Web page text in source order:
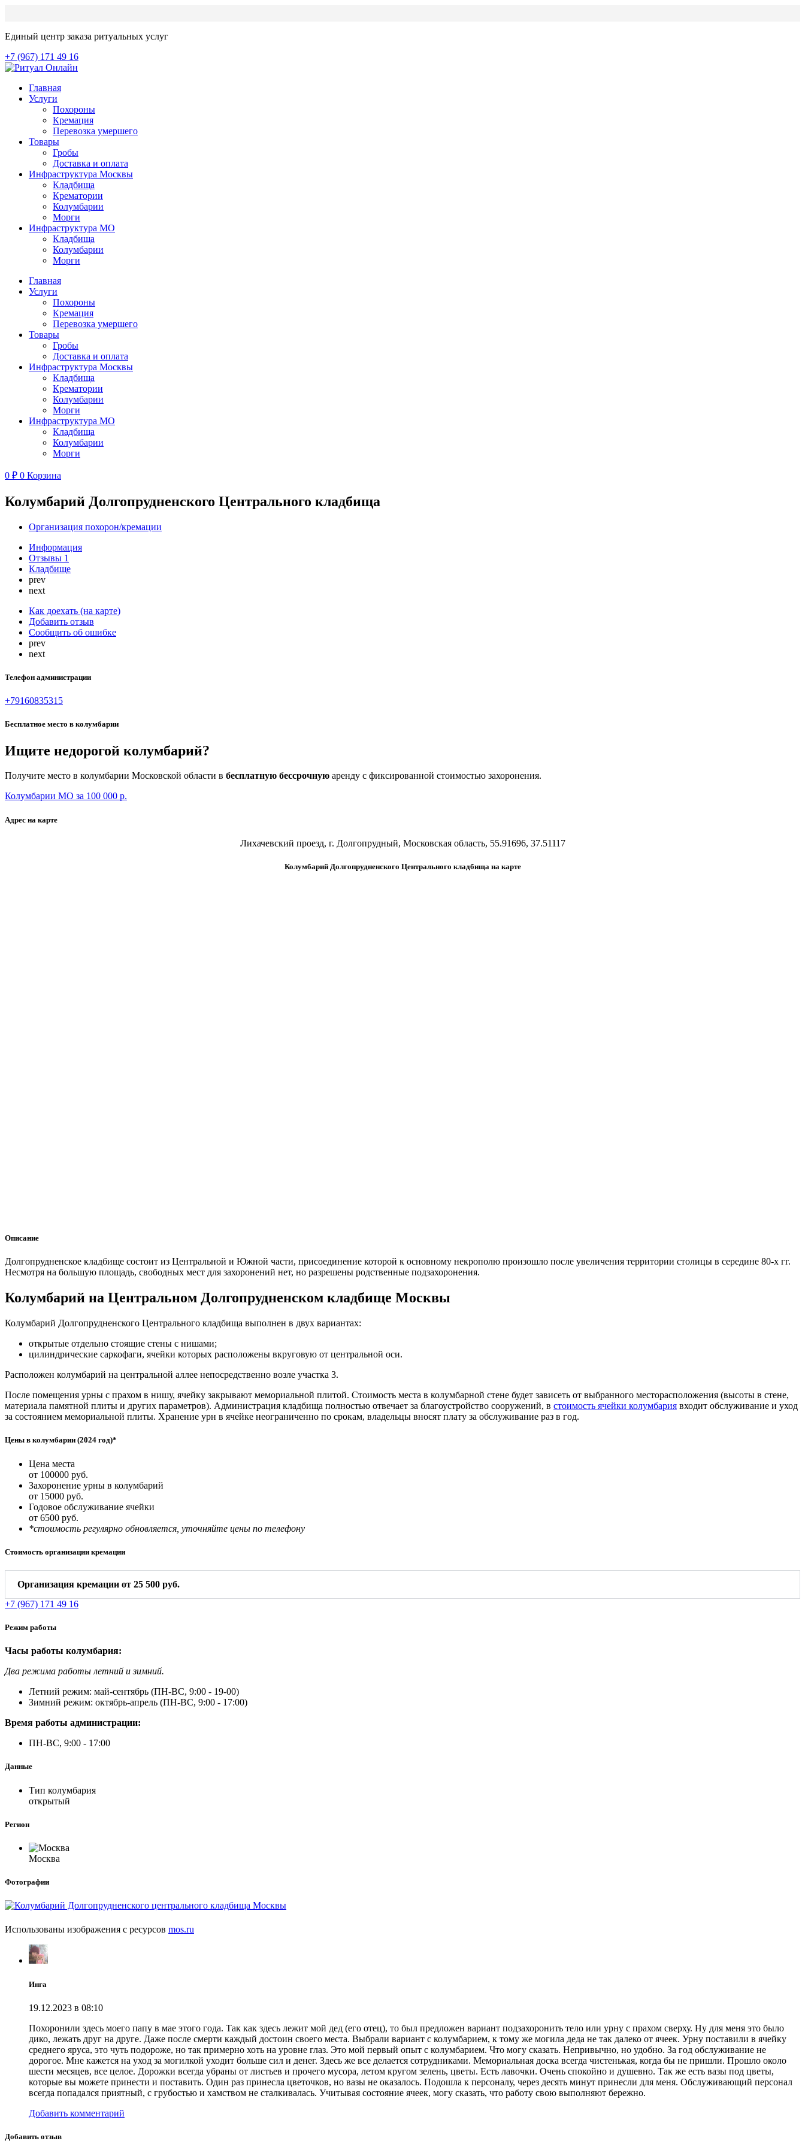
Единый центр заказа ритуальных услуг
+7 (967) 171 49 16
Главная
Услуги
Похороны
Кремация
Перевозка умершего
Товары
Гробы
Доставка и оплата
Инфраструктура Москвы
Кладбища
Крематории
Колумбарии
Морги
Инфраструктура МО
Кладбища
Колумбарии
Морги
Главная
Услуги
Похороны
Кремация
Перевозка умершего
Товары
Гробы
Доставка и оплата
Инфраструктура Москвы
Кладбища
Крематории
Колумбарии
Морги
Инфраструктура МО
Кладбища
Колумбарии
Морги
0 ₽ 0 Корзина
Колумбарий Долгопрудненского Центрального кладбища
Организация похорон/кремации
Информация
Отзывы 1
Кладбище
prev
next
Как доехать (на карте)
Добавить отзыв
Сообщить об ошибке
prev
next
Телефон администрации
+79160835315
Бесплатное место в колумбарии
Ищите недорогой колумбарий?
Получите место в колумбарии Московской области в бесплатную бессрочную аренду с фиксированной стоимостью захоронения.
Колумбарии МО за 100 000 р.
Адрес на карте
Лихачевский проезд, г. Долгопрудный, Московская область, 55.91696, 37.51117
Колумбарий Долгопрудненского Центрального кладбища на карте
Описание
Долгопрудненское кладбище состоит из Центральной и Южной части, присоединение которой к основному некрополю произошло после увеличения территории столицы в середине 80-х гг.
Несмотря на большую площадь, свободных мест для захоронений нет, но разрешены родственные подзахоронения.
Колумбарий на Центральном Долгопрудненском кладбище Москвы
Колумбарий Долгопрудненского Центрального кладбища выполнен в двух вариантах:
открытые отдельно стоящие стены с нишами;
цилиндрические саркофаги, ячейки которых расположены вкруговую от центральной оси.
Расположен колумбарий на центральной аллее непосредственно возле участка 3.
После помещения урны с прахом в нишу, ячейку закрывают мемориальной плитой. Стоимость места в колумбарной стене будет зависеть от выбранного месторасположения (высоты в стене,
материала памятной плиты и других параметров). Администрация кладбища полностью отвечает за благоустройство сооружений, в стоимость ячейки колумбария входит обслуживание и уход
за состоянием мемориальной плиты. Хранение урн в ячейке неограниченно по срокам, владельцы вносят плату за обслуживание раз в год.
Цены в колумбарии (2024 год)*
Цена места
от 100000 руб.
Захоронение урны в колумбарий
от 15000 руб.
Годовое обслуживание ячейки
от 6500 руб.
*стоимость регулярно обновляется, уточняйте цены по телефону
Стоимость организации кремации
Организация кремации от 25 500 руб.
+7 (967) 171 49 16
Режим работы
Часы работы колумбария:
Два режима работы летний и зимний.
Летний режим: май-сентябрь (ПН-ВС, 9:00 - 19-00)
Зимний режим: октябрь-апрель (ПН-ВС, 9:00 - 17:00)
Время работы администрации:
ПН-ВС, 9:00 - 17:00
Данные
Тип колумбария
открытый
Регион
Москва
Фотографии
Использованы изображения с ресурсов mos.ru
Инга
19.12.2023 в 08:10
Похоронили здесь моего папу в мае этого года. Так как здесь лежит мой дед (его отец), то был предложен вариант подзахоронить тело или урну с прахом сверху. Ну для меня это было
дико, лежать друг на друге. Даже после смерти каждый достоин своего места. Выбрали вариант с колумбарием, к тому же могила деда не так далеко от ячеек. Урну поставили в ячейку
среднего яруса, это чуть подороже, но так примерно хоть на уровне глаз. Это мой первый опыт с колумбарием. Что могу сказать. Непривычно, но удобно. За год обслуживание не
дорогое. Мне кажется на уход за могилкой уходит больше сил и денег. Здесь же все делается сотрудниками. Мемориальная доска всегда чистенькая, когда бы не пришли. Прошло около
шести месяцев, все целое. Дорожки всегда убраны от листьев и прочего мусора, летом кругом зелень, цветы. Есть лавочки. Очень спокойно и душевно. Так же есть вазы под цветы,
которые вы можете принести и поставить. Один раз принесла цветочков, но вазы не оказалось. Подошла к персоналу, через десять минут принесли для меня. Обслуживающий персонал
всегда попадался приятный, с грубостью и хамством не сталкивалась. Учитывая состояние ячеек, могу сказать, что работу свою выполняют бережно.
Добавить комментарий
Добавить отзыв